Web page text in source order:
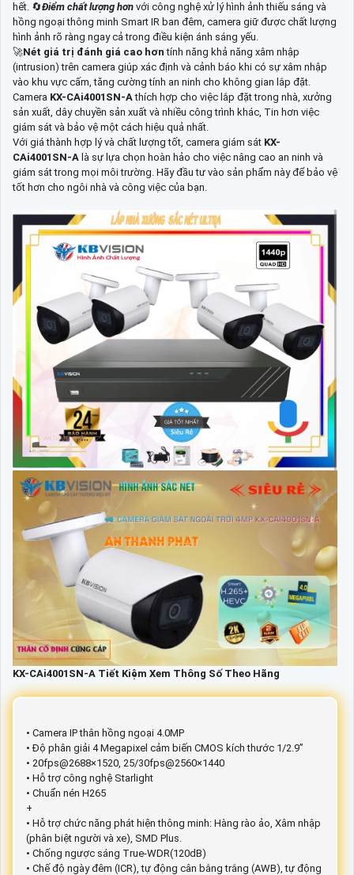
hết. 🔄Điểm chất lượng hơn với công nghệ xử lý hình ảnh thiếu sáng và
hồng ngoại thông minh Smart IR ban đêm, camera giữ được chất lượng
hình ảnh rõ ràng ngay cả trong điều kiện ánh sáng yếu.
🚀Nét giá trị đánh giá cao hơntính năng khả năng xâm nhập
(intrusion) trên camera giúp xác định và cảnh báo khi có sự xâm nhập
vào khu vực cấm, tăng cường tính an ninh cho không gian lắp đặt.
Camera KX-CAi4001SN-Athích hợp cho việc lắp đặt trong nhà, xưởng
sản xuất, dây chuyền sản xuất và nhiều công trình khác, Tin hơn việc
giám sát và bảo vệ một cách hiệu quả nhất.
Với giá thành hợp lý và chất lượng tốt, camera giám sát KX-
CAi4001SN-A là sự lựa chọn hoàn hảo cho việc nâng cao an ninh và
giám sát trong mọi môi trường. Hãy đầu tư vào sản phẩm này để bảo vệ
tốt hơn cho ngôi nhà và công việc của bạn.
KX-CAi4001SN-A Tiết Kiệm Xem Thông Số Theo Hãng
• Camera IP thân hồng ngoại 4.0MP
• Độ phân giải 4 Megapixel cảm biến CMOS kích thước 1/2.9”
• 20fps@2688×1520, 25/30fps@2560×1440
• Hỗ trợ công nghệ Starlight
• Chuẩn nén H265
+
• Hỗ trợ chức năng phát hiện thông minh: Hàng rào ảo, Xâm nhập
(phân biệt người và xe), SMD Plus.
• Chống ngược sáng True-WDR(120dB)
• Chế độ ngày đêm (ICR), tự động cân bằng trắng (AWB), tự động